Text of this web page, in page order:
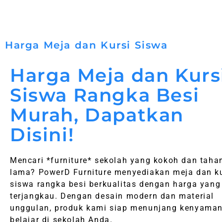
Harga Meja dan Kursi Siswa
Harga Meja dan
Siswa Rangka Besi
Murah, Dapatkan
Disini!
Mencari *furniture* sekolah yang kokoh dan
lama? PowerD Furniture menyediakan meja dan
siswa rangka besi berkualitas dengan harga yang
terjangkau. Dengan desain modern dan material
unggulan, produk kami siap menunjang
belajar di sekolah Anda.